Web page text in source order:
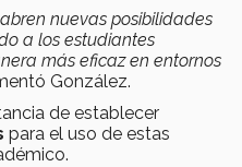
nuevas posibilidades
a los estudiantes
más eficaz en entornos
González.
de establecer
para el uso de estas